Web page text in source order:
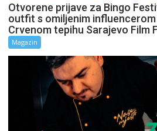
Otvorene prijave za Bingo
outfit s omiljenim
Crvenom tepihu Sarajevo Film
Magazin